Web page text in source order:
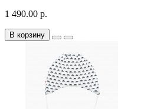
1 490.00 р.
В корзину